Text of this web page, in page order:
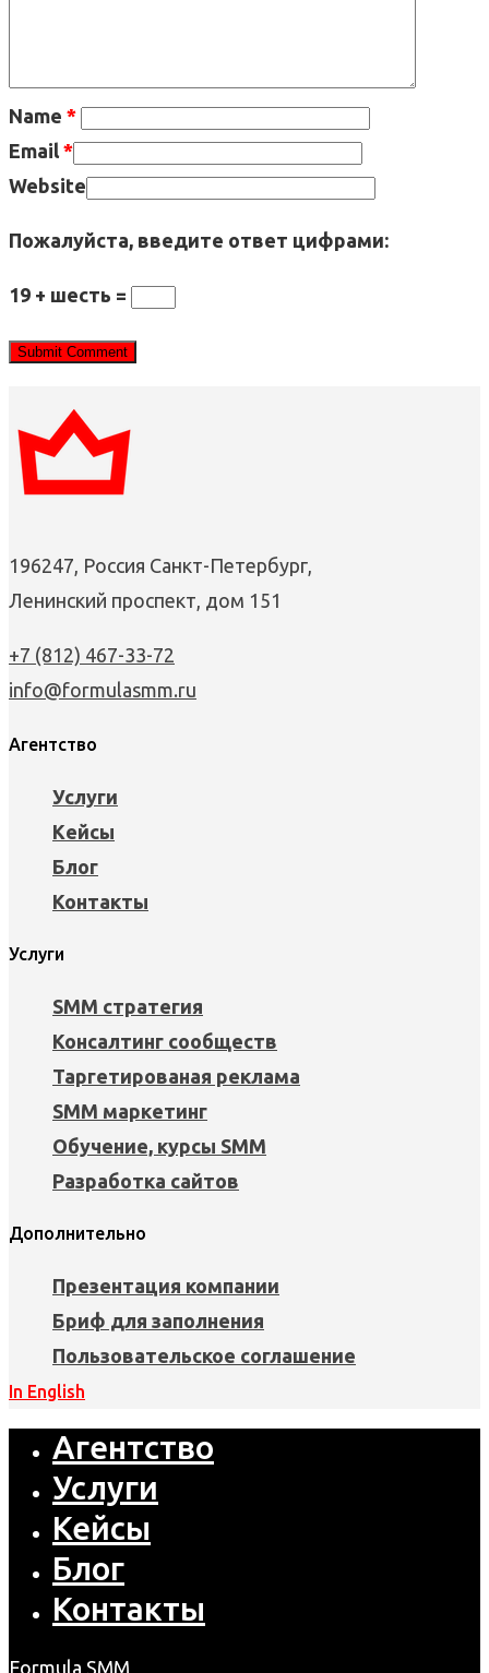
Name *
Email *
Website
Пожалуйста, введите ответ цифрами:
19 + шесть =
196247, Россия Санкт-Петербург,
Ленинский проспект, дом 151
+7 (812) 467-33-72
info@formulasmm.ru
Агентство
Услуги
Кейсы
Блог
Контакты
Услуги
SMM стратегия
Консалтинг сообществ
Таргетированая реклама
SMM маркетинг
Обучение, курсы SMM
Разработка сайтов
Дополнительно
Презентация компании
Бриф для заполнения
Пользовательское соглашение
In English
Агентство
Услуги
Кейсы
Блог
Контакты
Formula SMM